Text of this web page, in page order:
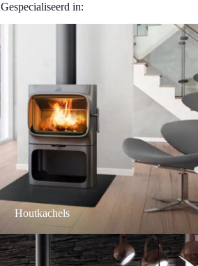
Gespecialiseerd in:
Houtkachels